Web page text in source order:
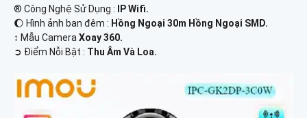
®️ Công Nghệ Sử Dụng :
IP Wifi.
🌔 Hình ảnh ban đêm : Hồng Ngoại 30m Hồng Ngoại SMD.
↕️ Mẫu Camera Xoay 360.
️➲ Điểm Nỗi Bật : Thu Âm Và Loa.